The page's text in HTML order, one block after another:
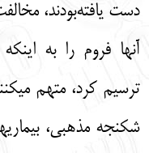
دست یافته‌بودند،
آنها فروم را به
ترسیم کرد، متهم
شکنجه مذهبی،